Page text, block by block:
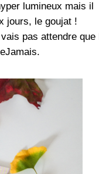
lumineux mais il
jours, le goujat !
pas attendre que